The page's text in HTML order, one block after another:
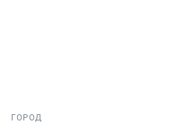
ГОРОД